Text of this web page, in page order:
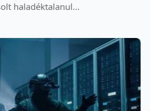
haladéktalanul...